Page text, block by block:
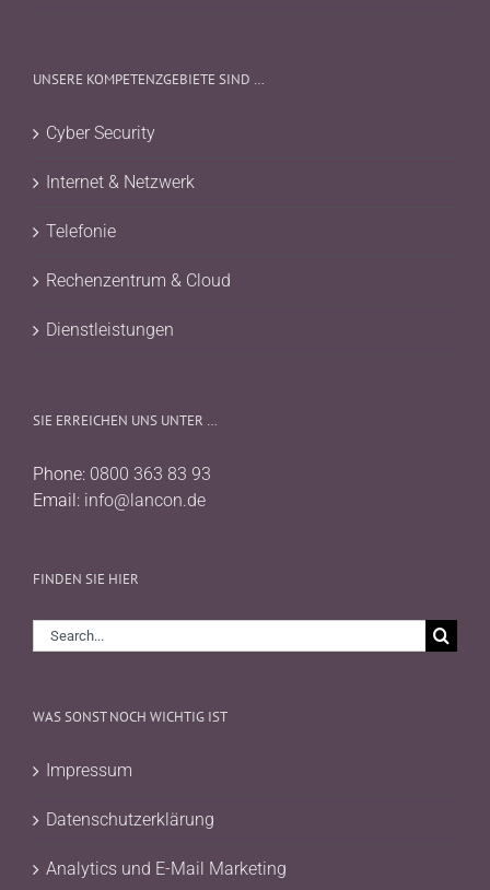
UNSERE KOMPETENZGEBIETE SIND …
Cyber Security
Internet & Netzwerk
Telefonie
Rechenzentrum & Cloud
Dienstleistungen
SIE ERREICHEN UNS UNTER …
Phone: 0800 363 83 93
Email: info@lancon.de
FINDEN SIE HIER
Search
for:
WAS SONST NOCH WICHTIG IST
Impressum
Datenschutzerklärung
Analytics und E-Mail Marketing